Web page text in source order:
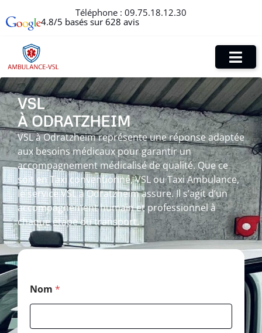
Téléphone : 09.75.18.12.30
4.8/5 basés sur 628 avis
VSL
À ODRATZHEIM
VSL à Odratzheim représente une réponse adaptée
aux besoins médicaux pour garantir un
accompagnement médicalisé de qualité. Que ce
soit en Taxi conventionné, VSL ou Taxi Ambulance,
le service VSL à Odratzheim assure. Il s’agit d’un
accompagnement humain et professionnel à
chaque étape du transport.
*
E
m
Nom *